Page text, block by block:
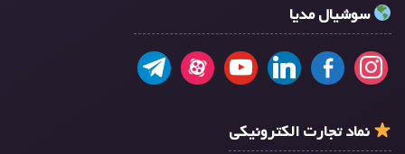
سوشیال مدیا
نماد تجارت الکترونیکی